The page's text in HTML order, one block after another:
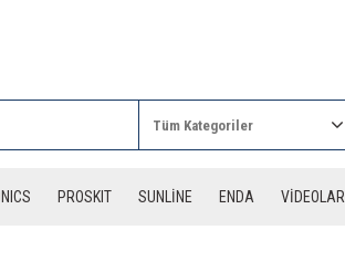
PROSKIT SUNLİNE ENDA VİDEOLAR